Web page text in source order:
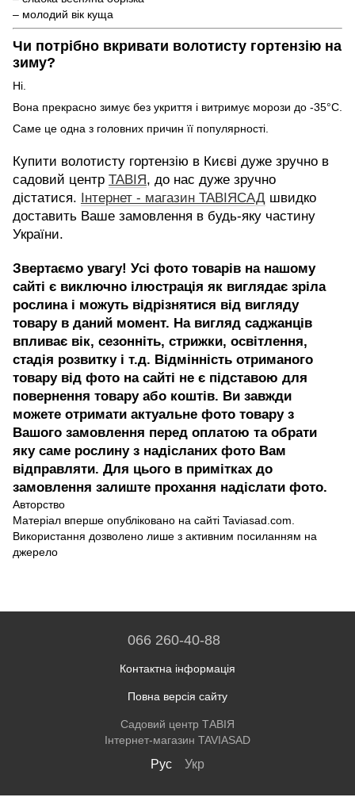
– молодий вік куща
Чи потрібно вкривати волотисту гортензію на
зиму?
Ні.
Вона прекрасно зимує без укриття і витримує морози до -35°C.
Саме це одна з головних причин її популярності.
Купити волотисту гортензію в Києві дуже зручно в
садовий центр ТАВІЯ, до нас дуже зручно
дістатися.
Інтернет - магазин ТАВІЯСАД швидко
доставить Ваше замовлення в будь-яку частину
України.
Звертаємо увагу! Усі фото товарів на нашому
сайті є виключно ілюстрація як виглядає зріла
рослина і можуть відрізнятися від вигляду
товару в даний момент. На вигляд саджанців
впливає вік, сезонніть, стрижки, освітлення,
стадія розвитку і т.д. Відмінність отриманого
товару від фото на сайті не є підставою для
повернення товару або коштів. Ви завжди
можете отримати актуальне фото товару з
Bашого замовлення пeред оплатою та oбрати
яку саме рослину з надісланих фото Вам
відправляти. Для цього в примітках до
замовлення залиште прохання надіслати фото.
Авторство
Матеріал вперше опубліковано на сайті Taviasad.com.
Використання дозволено лише з активним посиланням на
джерело
066 260-40-88
Контактна інформація
Повна версія сайту
Садовий центр ТАВІЯ
Інтернет-магазин TAVIASAD
Рус Укр